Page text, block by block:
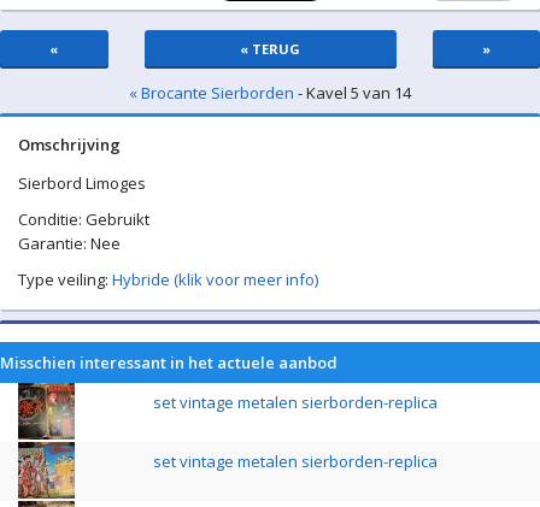
« « TERUG »
« Brocante Sierborden - Kavel 5 van 14
Omschrijving
Sierbord Limoges
Conditie: Gebruikt
Garantie: Nee
Type veiling: Hybride (klik voor meer info)
Misschien interessant in het actuele aanbod
set vintage metalen sierborden-replica
set vintage metalen sierborden-replica